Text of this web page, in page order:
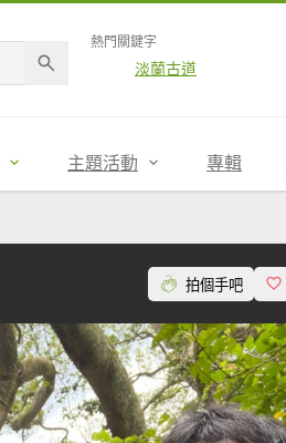
熱門關鍵字
淡蘭古道
主題活動 專輯
拍個手吧